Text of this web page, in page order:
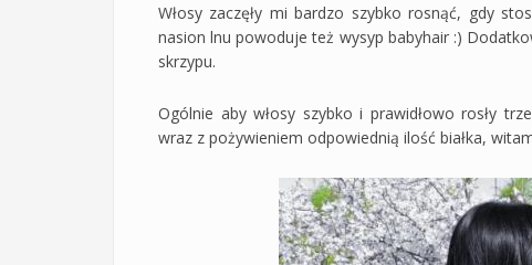
Włosy zaczęły mi bardzo szybko rosnąć, gdy
nasion lnu powoduje też wysyp babyhair :)
skrzypu.
Ogólnie aby włosy szybko i prawidłowo rosły
wraz z pożywieniem odpowiednią ilość białka,